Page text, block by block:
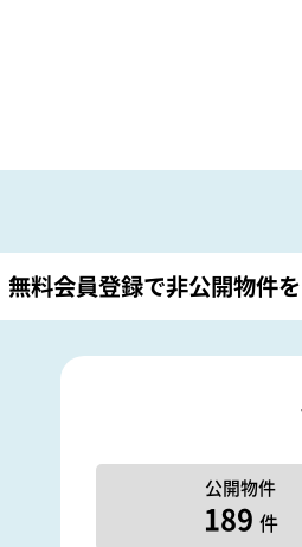
無料会員登録で非公開物件を
公開物件
189 件